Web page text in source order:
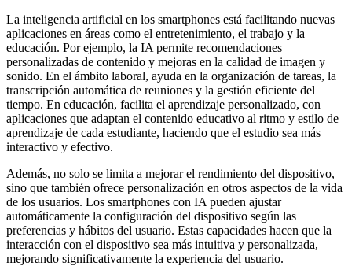
La inteligencia artificial en los smartphones está facilitando nuevas
aplicaciones en áreas como el entretenimiento, el trabajo y la
educación. Por ejemplo, la IA permite recomendaciones
personalizadas de contenido y mejoras en la calidad de imagen y
sonido. En el ámbito laboral, ayuda en la organización de tareas, la
transcripción automática de reuniones y la gestión eficiente del
tiempo. En educación, facilita el aprendizaje personalizado, con
aplicaciones que adaptan el contenido educativo al ritmo y estilo de
aprendizaje de cada estudiante, haciendo que el estudio sea más
interactivo y efectivo.
Además, no solo se limita a mejorar el rendimiento del dispositivo,
sino que también ofrece personalización en otros aspectos de la vida
de los usuarios. Los smartphones con IA pueden ajustar
automáticamente la configuración del dispositivo según las
preferencias y hábitos del usuario. Estas capacidades hacen que la
interacción con el dispositivo sea más intuitiva y personalizada,
mejorando significativamente la experiencia del usuario.